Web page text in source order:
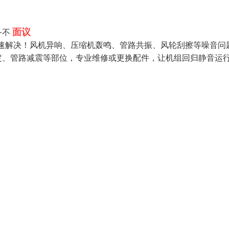
面议
决！风机异响、压缩机轰鸣、管路共振、风轮刮擦等噪音问
管路减震等部位，专业维修或更换配件，让机组回归静音运